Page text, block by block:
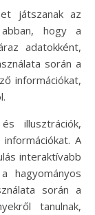
játszanak az
hogy a
adatokként,
során a
információkat,
illusztrációk,
A
interaktívabb
hagyományos
során a
tanulnak,